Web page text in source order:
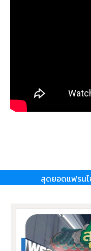
สุดยอดแฟรนไ